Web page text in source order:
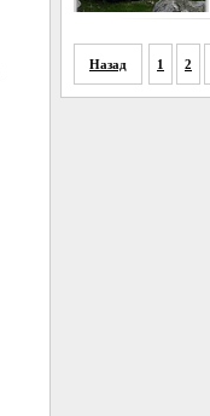
Назад 1 2